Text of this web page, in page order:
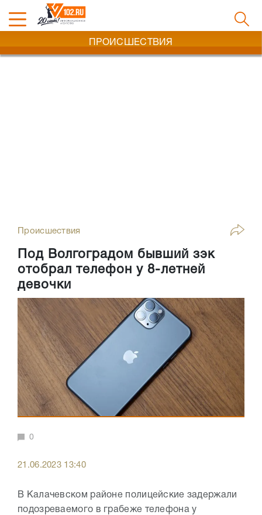
ПРОИСШЕСТВИЯ
Происшествия
Под Волгоградом бывший зэк
отобрал телефон у 8-летней
девочки
0
21.06.2023 13:40
В Калачевском районе полицейские задержали
подозреваемого в грабеже телефона у